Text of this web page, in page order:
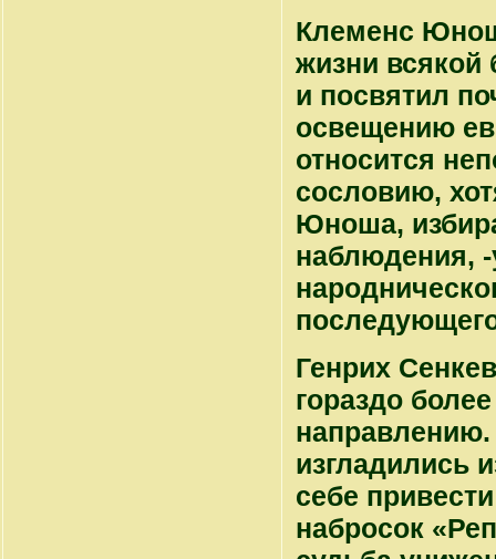
Клеменс
жизни всякой
и посвятил
освещению
относится
сословию,
Юноша,
наблюдения,
Генрих
гораздо
направлению.
изгладились
себе
набросок